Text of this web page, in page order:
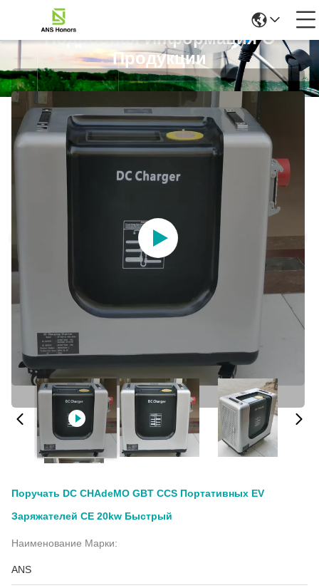
Подробная Информация О
Продукции
Поручать DC CHAdeMO GBT CCS Портативных EV
Заряжателей CE 20kw Быстрый
Наименование Марки:
ANS